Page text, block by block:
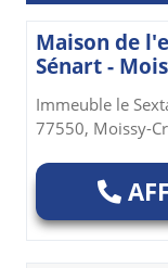
Maison de
Sénart -
Immeuble le
77550, Moissy-